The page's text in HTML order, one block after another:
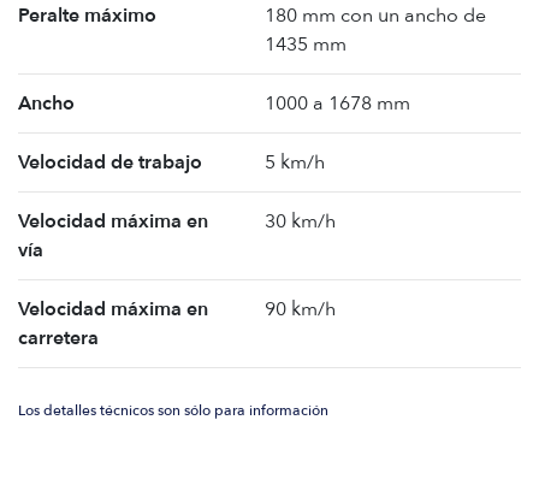
Peralte máximo
180 mm con un ancho de
1435 mm
Ancho 1000 a 1678 mm
Velocidad de trabajo 5 km/h
Velocidad máxima en
vía
30 km/h
Velocidad máxima en
carretera
90 km/h
Los detalles técnicos son sólo para información